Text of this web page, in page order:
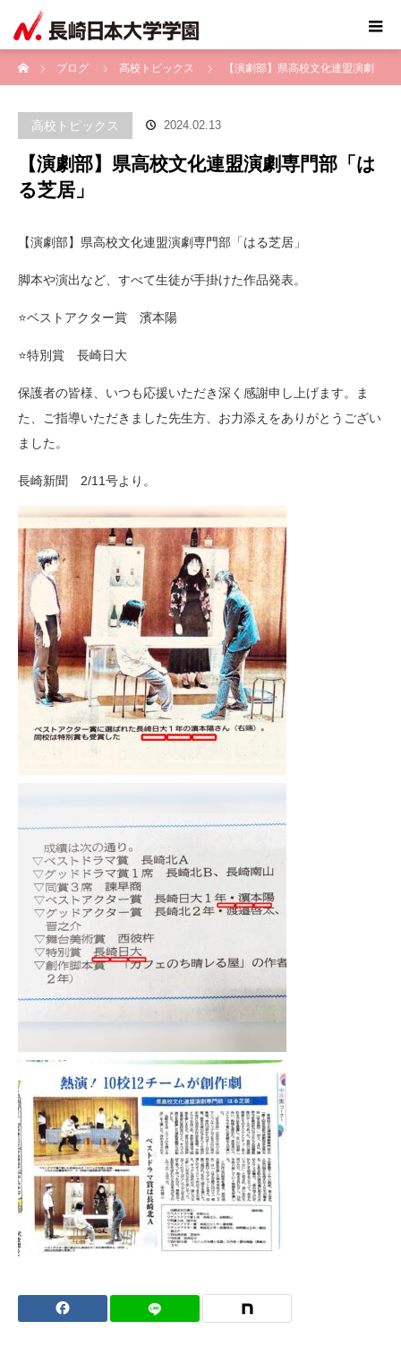
ブログ
高校トピックス 【演劇部】県高校文化連盟演劇
高校トピックス 2024.02.13
【演劇部】県高校文化連盟演劇専門部「は
る芝居」
【演劇部】県高校文化連盟演劇専門部「はる芝居」
脚本や演出など、すべて生徒が手掛けた作品発表。
⭐️ベストアクター賞 濱本陽
⭐️特別賞 長崎日大
保護者の皆様、いつも応援いただき深く感謝申し上げます。ま
た、ご指導いただきました先生方、お力添えをありがとうござい
ました。
長崎新聞 2/11号より。